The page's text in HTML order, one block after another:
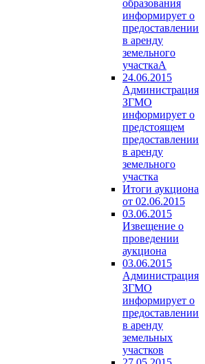
образования
информирует о
предоставлении
в аренду
земельного
участкаА
24.06.2015
Администрация
ЗГМО
информирует о
предстоящем
предоставлении
в аренду
земельного
участка
Итоги аукциона
от 02.06.2015
03.06.2015
Извещение о
проведении
аукциона
03.06.2015
Администрация
ЗГМО
информирует о
предоставлении
в аренду
земельных
участков